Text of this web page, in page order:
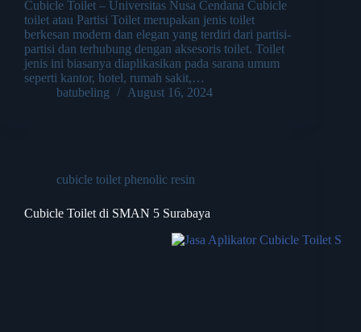
Cubicle Toilet – Universitas Nusa Cendana Cubicle
toilet atau Partisi Toilet merupakan jenis toilet
berkesan modern dan elegan yang terdiri dari partisi-
partisi dan terhubung dengan aksesoris toilet. Toilet
jenis ini biasanya diaplikasikan pada sarana umum
seperti kantor, hotel, rumah sakit,…
batubeling
August 16, 2024
cubicle toilet phenolic resin
Cubicle Toilet di SMAN 5 Surabaya